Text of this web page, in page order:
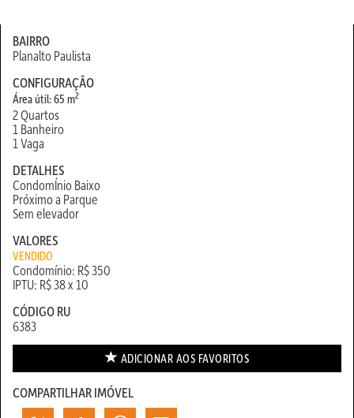
BAIRRO
Planalto Paulista
CONFIGURAÇÃO
Área útil: 65 m2
2 Quartos
1 Banheiro
1 Vaga
DETALHES
CondomÍnio Baixo
Próximo a Parque
Sem elevador
VALORES
VENDIDO
Condomínio: R$ 350
IPTU: R$ 38 x 10
CÓDIGO RU
6383
ADICIONAR AOS FAVORITOS
COMPARTILHAR IMÓVEL